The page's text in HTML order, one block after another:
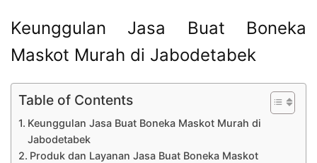
Keunggulan Jasa Buat Boneka
Maskot Murah di Jabodetabek
Table of Contents
Keunggulan Jasa Buat Boneka Maskot Murah di
Jabodetabek
Produk dan Layanan Jasa Buat Boneka Maskot